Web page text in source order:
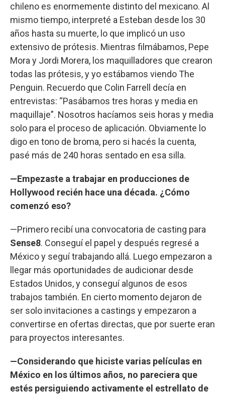
chileno es enormemente distinto del mexicano. Al
mismo tiempo, interpreté a Esteban desde los 30
años hasta su muerte, lo que implicó un uso
extensivo de prótesis. Mientras filmábamos, Pepe
Mora y Jordi Morera, los maquilladores que crearon
todas las prótesis, y yo estábamos viendo The
Penguin. Recuerdo que Colin Farrell decía en
entrevistas: “Pasábamos tres horas y media en
maquillaje”. Nosotros hacíamos seis horas y media
solo para el proceso de aplicación. Obviamente lo
digo en tono de broma, pero si hacés la cuenta,
pasé más de 240 horas sentado en esa silla.
—Empezaste a trabajar en producciones de
Hollywood recién hace una década. ¿Cómo
comenzó eso?
—Primero recibí una convocatoria de casting para
Sense8. Conseguí el papel y después regresé a
México y seguí trabajando allá. Luego empezaron a
llegar más oportunidades de audicionar desde
Estados Unidos, y conseguí algunos de esos
trabajos también. En cierto momento dejaron de
ser solo invitaciones a castings y empezaron a
convertirse en ofertas directas, que por suerte eran
para proyectos interesantes.
—Considerando que hiciste varias películas en
México en los últimos años, no pareciera que
estés persiguiendo activamente el estrellato de